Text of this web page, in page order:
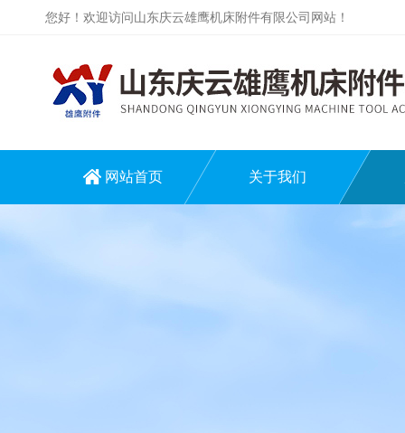
您好！欢迎访问山东庆云雄鹰机床附件有限公司网站！
网站首页 关于我们